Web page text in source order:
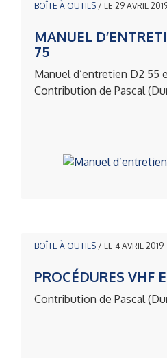
BOÎTE À OUTILS / LE 29 AVRIL
MANUEL
75
Manuel d’entretien D2
Contribution de Pascal
BOÎTE À OUTILS / LE 4 AVRIL 2019
PROCÉDURES VHF
Contribution de Pascal